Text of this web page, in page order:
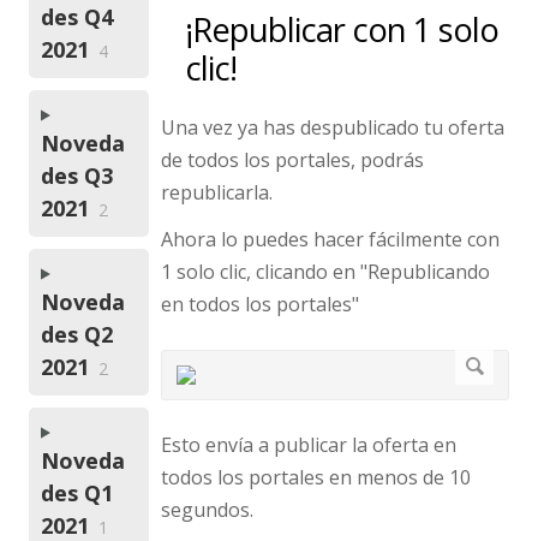
¡Republicar con 1 solo
clic!
Una vez ya has despublicado tu oferta
de todos los portales, podrás
republicarla.
Ahora lo puedes hacer fácilmente con
1 solo clic, clicando en "Republicando
en todos los portales"
Esto envía a publicar la oferta en
todos los portales en menos de 10
segundos.
des Q4
2021 4
Noveda
des Q3
2021 2
Noveda
des Q2
2021 2
Noveda
des Q1
2021 1